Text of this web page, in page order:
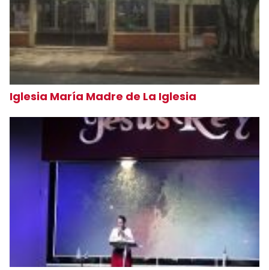
Iglesia María Madre de La Iglesia